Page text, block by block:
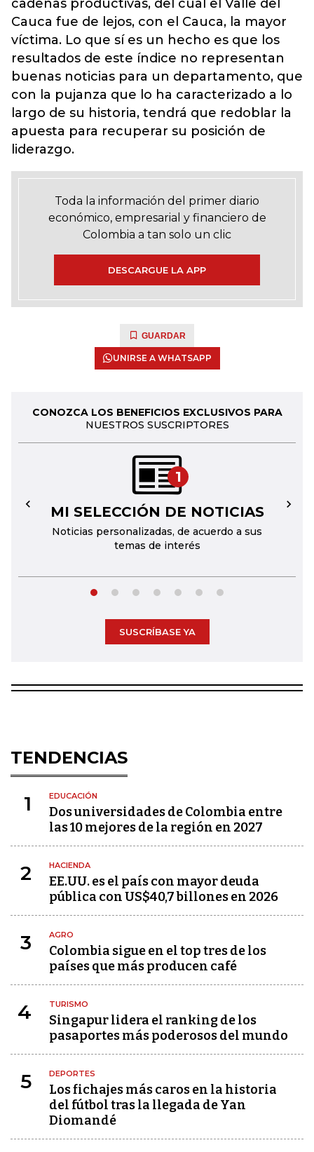
cadenas productivas, del cual el Valle del
Cauca fue de lejos, con el Cauca, la mayor
víctima. Lo que sí es un hecho es que los
resultados de este índice no representan
buenas noticias para un departamento, que
con la pujanza que lo ha caracterizado a lo
largo de su historia, tendrá que redoblar la
apuesta para recuperar su posición de
liderazgo.
Toda la información del primer diario
económico, empresarial y financiero de
Colombia a tan solo un clic
DESCARGUE LA APP
GUARDAR
UNIRSE A WHATSAPP
CONOZCA LOS BENEFICIOS EXCLUSIVOS PARA
NUESTROS SUSCRIPTORES
1
MI SELECCIÓN DE NOTICIAS
Noticias personalizadas, de acuerdo a sus
temas de interés
← →
SUSCRÍBASE YA
TENDENCIAS
1 EDUCACIÓN
Dos universidades de Colombia entre
las 10 mejores de la región en 2027
2 HACIENDA
EE.UU. es el país con mayor deuda
pública con US$40,7 billones en 2026
3 AGRO
Colombia sigue en el top tres de los
países que más producen café
4 TURISMO
Singapur lidera el ranking de los
pasaportes más poderosos del mundo
5 DEPORTES
Los fichajes más caros en la historia
del fútbol tras la llegada de Yan
Diomandé